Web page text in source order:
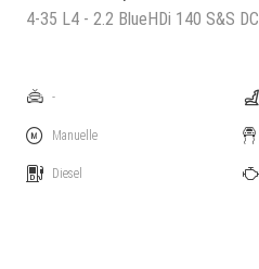
4-35 L4 - 2.2 BlueHDi 140 S&S DC
-
Manuelle
Diesel